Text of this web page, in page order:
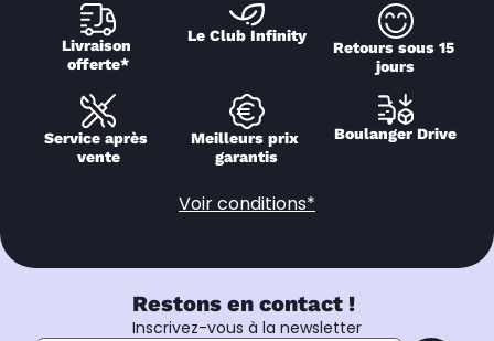
Livraison
offerte*
Le Club Infinity
Retours sous 15
jours
Service après
vente
Meilleurs prix
garantis
Boulanger Drive
Voir conditions*
Restons en contact !
Inscrivez-vous à la newsletter